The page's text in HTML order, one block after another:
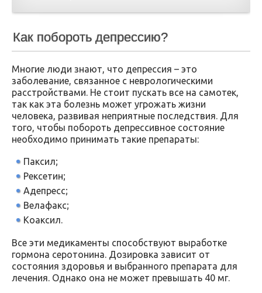
Как побороть депрессию?
Многие люди знают, что депрессия – это
заболевание, связанное с неврологическими
расстройствами. Не стоит пускать все на самотек,
так как эта болезнь может угрожать жизни
человека, развивая неприятные последствия. Для
того, чтобы побороть депрессивное состояние
необходимо принимать такие препараты:
Паксил;
Рексетин;
Адепресс;
Велафакс;
Коаксил.
Все эти медикаменты способствуют выработке
гормона серотонина. Дозировка зависит от
состояния здоровья и выбранного препарата для
лечения. Однако она не может превышать 40 мг.